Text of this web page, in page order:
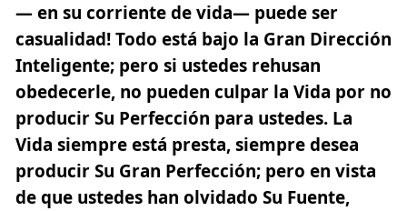
— en su corriente de vida— puede ser
casualidad! Todo está bajo la Gran Dirección
Inteligente; pero si ustedes rehusan
obedecerle, no pueden culpar la Vida por no
producir Su Perfección para ustedes. La
Vida siempre está presta, siempre desea
producir Su Gran Perfección; pero en vista
de que ustedes han olvidado Su Fuente,